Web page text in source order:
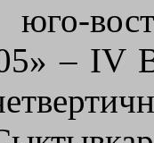
юго-
– IV